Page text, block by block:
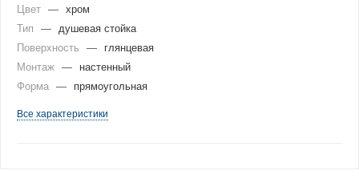
Цвет — хром
Тип
—
душевая стойка
Поверхность
—
глянцевая
Монтаж —
настенный
Форма — прямоугольная
Все характеристики